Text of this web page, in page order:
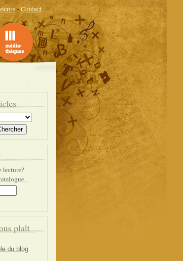
-Contact
lecture?
plaît
du blog